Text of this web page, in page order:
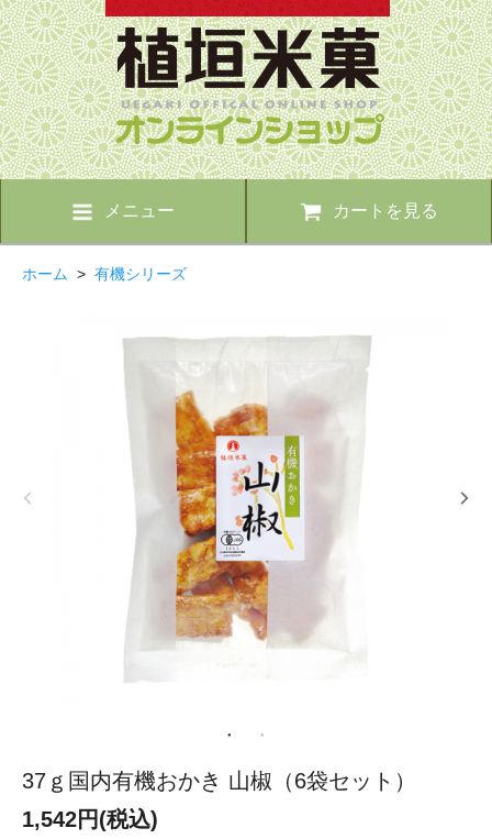
メニュー カートを見る
ホーム > 有機シリーズ
37ｇ国内有機おかき 山椒（6袋セット）
1,542円(税込)